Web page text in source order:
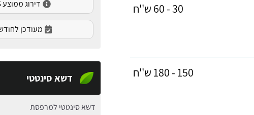
30 - 60 ש''ח
150 - 180 ש''ח
דירוג ממוצע 4.6 לפי 347 דירוגים
מעודכן לחודש
דשא סינטטי
דשא סינטטי למרפסת